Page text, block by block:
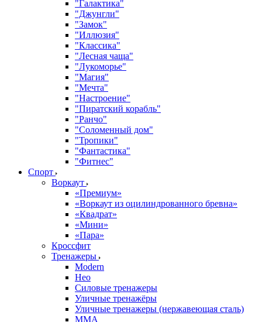
"Галактика"
"Джунгли"
"Замок"
"Иллюзия"
"Классика"
"Лесная чаща"
"Лукоморье"
"Магия"
"Мечта"
"Настроение"
"Пиратский корабль"
"Ранчо"
"Соломенный дом"
"Тропики"
"Фантастика"
"Фитнес"
Спорт
Воркаут
«Премиум»
«Воркаут из оцилиндрованного бревна»
«Квадрат»
«Мини»
«Пара»
Кроссфит
Тренажеры
Modern
Нео
Силовые тренажеры
Уличные тренажёры
Уличные тренажеры (нержавеющая сталь)
ММА